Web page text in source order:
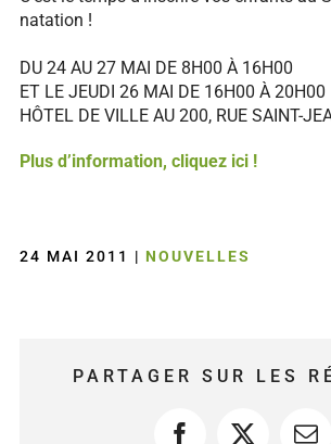
natation !
DU 24 AU 27 MAI DE 8H00 À 16H00
ET LE JEUDI 26 MAI DE 16H00 À 20H00
HÔTEL DE VILLE AU 200, RUE SAINT-
Plus d’information, cliquez ici !
24 MAI 2011 | NOUVELLES
PARTAGER SUR LES